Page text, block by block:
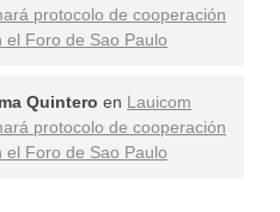
protocolo de cooperación
el Foro de Sao Paulo
Quintero en Lauicom
protocolo de cooperación
el Foro de Sao Paulo